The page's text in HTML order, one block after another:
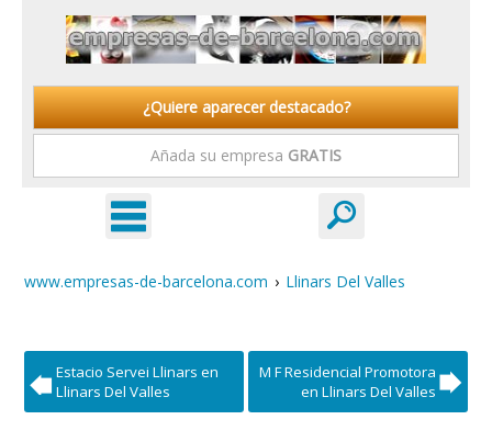
¿Quiere aparecer destacado?
Añada su empresa GRATIS
www.empresas-de-barcelona.com › Llinars Del Valles
Estacio Servei Llinars en
Llinars Del Valles
M F Residencial Promotora
en Llinars Del Valles